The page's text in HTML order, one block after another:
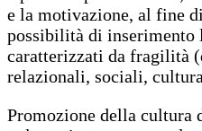
e la motivazione, al fine
possibilità di inserimento
caratterizzati da fragilità
relazionali, sociali,
Promozione della cultura